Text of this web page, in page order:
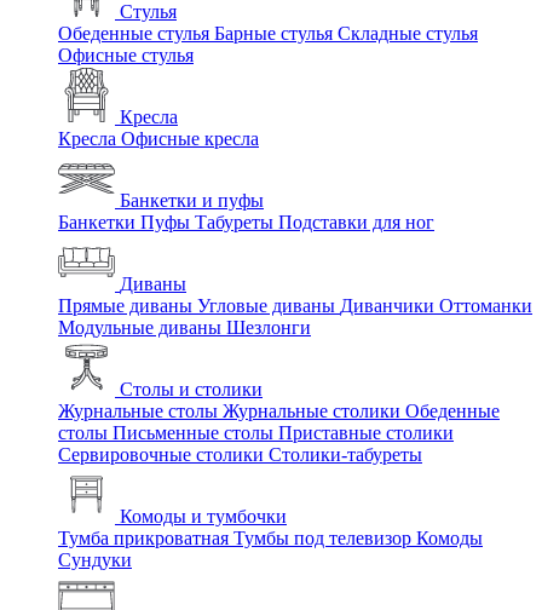
Стулья
Обеденные стулья Барные стулья Складные стулья
Офисные стулья
Кресла
Кресла Офисные кресла
Банкетки и пуфы
Банкетки Пуфы Табуреты Подставки для ног
Диваны
Прямые диваны Угловые диваны Диванчики Оттоманки
Модульные диваны Шезлонги
Столы и столики
Журнальные столы Журнальные столики Обеденные
столы Письменные столы Приставные столики
Сервировочные столики Столики-табуреты
Комоды и тумбочки
Тумба прикроватная Тумбы под телевизор Комоды
Сундуки